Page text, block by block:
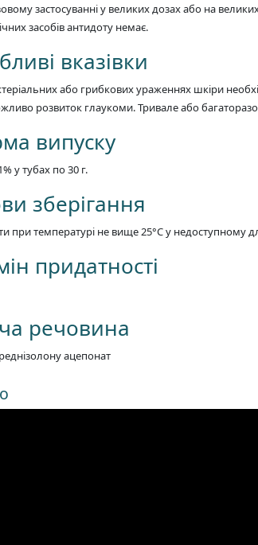
застосуванні у великих дозах або на
засобів антидоту немає.
вказівки
або грибкових ураженнях шкіри
розвиток глаукоми. Тривале або
випуску
у тубах по 30 г.
зберігання
при температурі не вище 25°C у недоступному
придатності
речовина
ацепонат